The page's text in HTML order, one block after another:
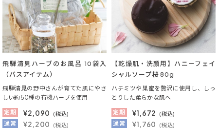
飛騨清見ハーブのお風呂 10袋入
（バスアイテム）
飛騨清見の野中さんが育てた肌にやさ
しい約50種の有機ハーブを使用
定期
¥2,090 (税込)
通常 ¥2,200 (税込)
【乾燥肌・洗顔用】ハニーフェイ
シャルソープ桜 80g
ハチミツや巣蜜を贅沢に使用し、しっ
とりした柔らかな肌へ
定期
¥1,672 (税込)
通常 ¥1,760 (税込)